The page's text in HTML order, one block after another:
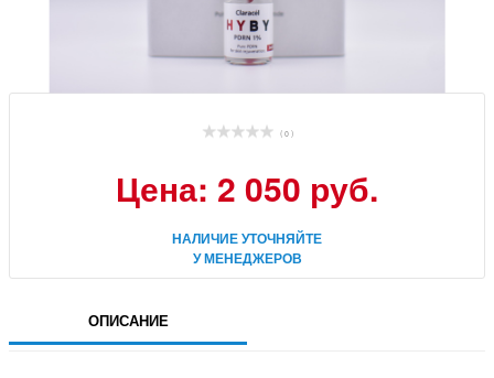
( 0 )
Цена: 2 050 руб.
НАЛИЧИЕ УТОЧНЯЙТЕ
У МЕНЕДЖЕРОВ
ОПИСАНИЕ